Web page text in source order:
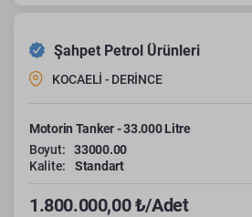
Şahpet Petrol Ürünleri
KOCAELİ - DERİNCE
Motorin Tanker - 33.000 Litre
Boyut:
33000.00
Kalite:
Standart
1.800.000,00 ₺/Adet